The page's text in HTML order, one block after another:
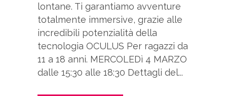
lontane. Ti garantiamo avventure
totalmente immersive, grazie alle
incredibili potenzialità della
tecnologia OCULUS Per ragazzi da
11 a 18 anni. MERCOLEDì 4 MARZO
dalle 15:30 alle 18:30 Dettagli del...